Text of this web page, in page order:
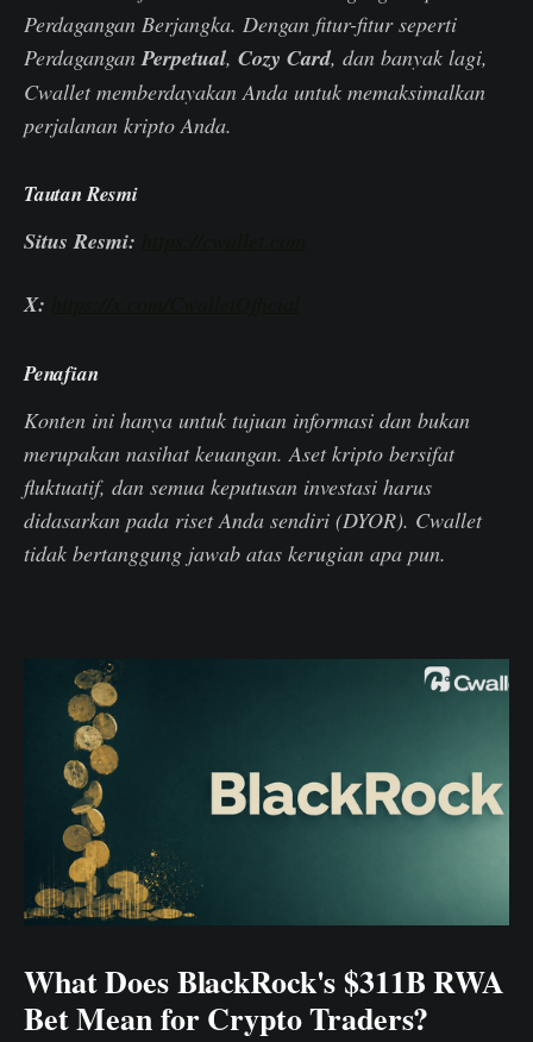
Perdagangan Berjangka. Dengan fitur-fitur seperti
PerdaganganPerpetual, Cozy Card, dan banyak lagi,
Cwallet memberdayakan Anda untuk memaksimalkan
perjalanan kripto Anda.
Tautan Resmi
Situs Resmi:
X:
Penafian
Konten ini hanya untuk tujuan informasi dan bukan
merupakan nasihat keuangan. Aset kripto bersifat
fluktuatif, dan semua keputusan investasi harus
didasarkan pada riset Anda sendiri (DYOR). Cwallet
tidak bertanggung jawab atas kerugian apa pun.
What Does BlackRock's $311B RWA
Bet Mean for Crypto Traders?